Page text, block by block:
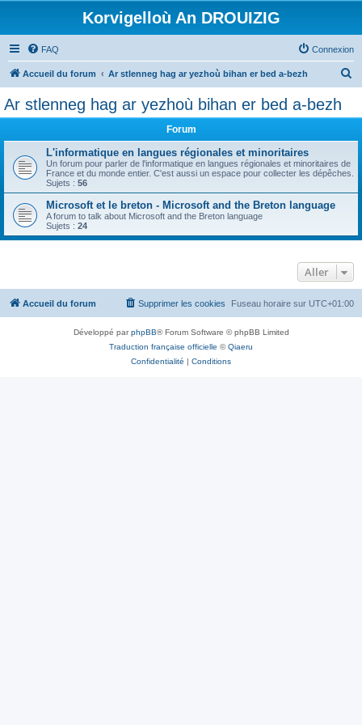
Korvigelloù An DROUIZIG
FAQ Connexion
Accueil du forum Ar stlenneg hag ar yezhoù bihan er bed a-bezh
Ar stlenneg hag ar yezhoù bihan er bed a-bezh
Forum
L'informatique en langues régionales et minoritaires
Un forum pour parler de l'informatique en langues régionales et minoritaires de
France et du monde entier. C'est aussi un espace pour collecter les dépêches.
Sujets : 56
Microsoft et le breton - Microsoft and the Breton language
A forum to talk about Microsoft and the Breton language
Sujets : 24
Aller
Accueil du forum Fuseau horaire sur UTC+01:00
Supprimer les cookies
Développé parphpBB® Forum Software © phpBB Limited
Traduction française officielle ©Qiaeru
Confidentialité | Conditions